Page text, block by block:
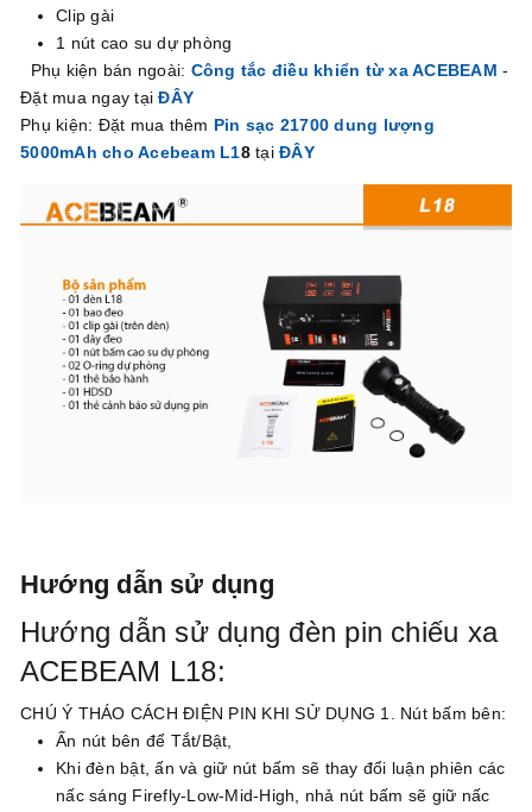
Clip gài
1 nút cao su dự phòng
Phụ kiện bán ngoài: Công tắc điều khiển từ xa ACEBEAM -
Đặt mua ngay tại ĐÂY
Phụ kiện: Đặt mua thêm Pin sạc 21700 dung lượng
5000mAh cho Acebeam L18tại ĐÂY
Hướng dẫn sử dụng
Hướng dẫn sử dụng đèn pin chiếu xa
ACEBEAM L18:
CHÚ Ý THÁO CÁCH ĐIỆN PIN KHI SỬ DỤNG 1. Nút bấm bên:
Ấn nút bên để Tắt/Bật,
Khi đèn bật, ấn và giữ nút bấm sẽ thay đổi luận phiên các
nấc sáng Firefly-Low-Mid-High, nhả nút bấm sẽ giữ nấc